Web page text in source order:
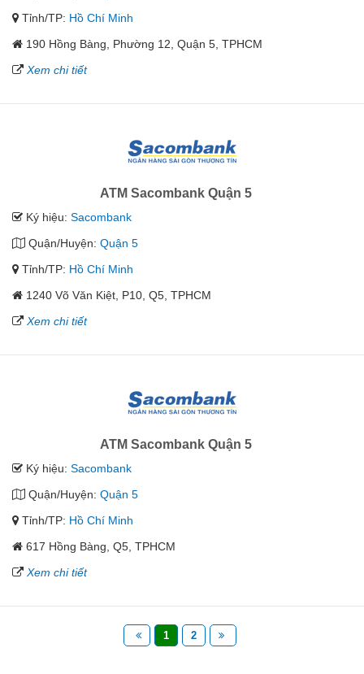
Tỉnh/TP: Hồ Chí Minh
190 Hồng Bàng, Phường 12, Quận 5, TPHCM
Xem chi tiết
ATM Sacombank Quận 5
Ký hiệu: Sacombank
Quận/Huyện: Quận 5
Tỉnh/TP: Hồ Chí Minh
1240 Võ Văn Kiệt, P10, Q5, TPHCM
Xem chi tiết
ATM Sacombank Quận 5
Ký hiệu: Sacombank
Quận/Huyện: Quận 5
Tỉnh/TP: Hồ Chí Minh
617 Hồng Bàng, Q5, TPHCM
Xem chi tiết
1 2